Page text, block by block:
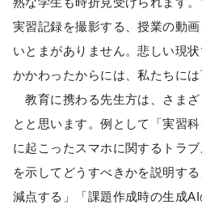
実習記録を撮影する、授業の動
いとまがありません。悲しい現
かかわったからには、私たちには
教育に携わる先生方は、さまざ
とと思います。例として「実習
に起こったスマホに関するトラ
を示してどうすべきかを説明す
減点する」「課題作成時の生成AI